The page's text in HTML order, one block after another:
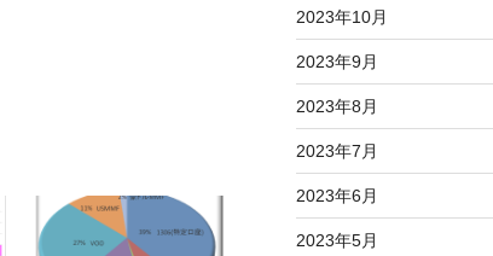
2023年10月
2023年9月
2023年8月
2023年7月
2023年6月
2023年5月